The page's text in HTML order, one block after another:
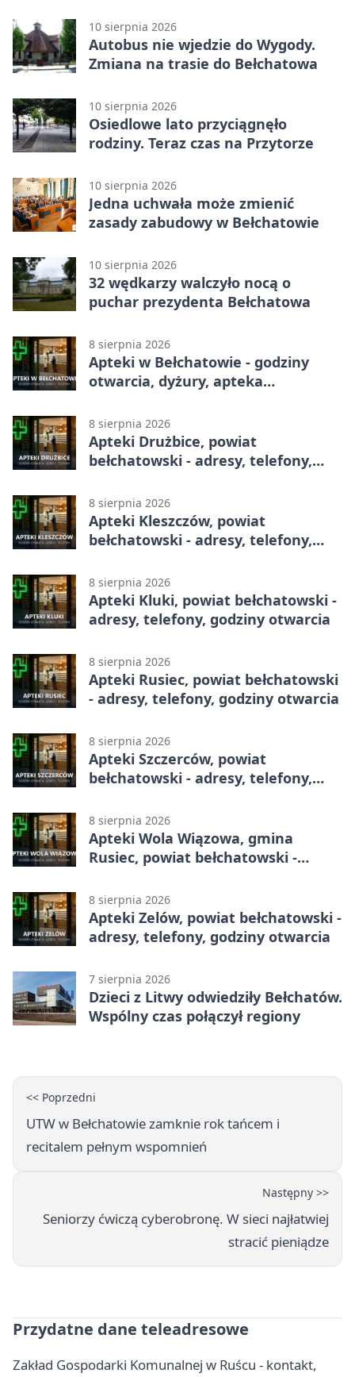
10 sierpnia 2026
Autobus nie wjedzie do Wygody.
Zmiana na trasie do Bełchatowa
10 sierpnia 2026
Osiedlowe lato przyciągnęło
rodziny. Teraz czas na Przytorze
10 sierpnia 2026
Jedna uchwała może zmienić
zasady zabudowy w Bełchatowie
10 sierpnia 2026
32 wędkarzy walczyło nocą o
puchar prezydenta Bełchatowa
8 sierpnia 2026
Apteki w Bełchatowie - godziny
otwarcia, dyżury, apteka
8 sierpnia 2026
Apteki Drużbice, powiat
bełchatowski - adresy, telefony,
8 sierpnia 2026
Apteki Kleszczów, powiat
bełchatowski - adresy, telefony,
8 sierpnia 2026
Apteki Kluki, powiat bełchatowski -
adresy, telefony, godziny otwarcia
8 sierpnia 2026
Apteki Rusiec, powiat bełchatowski
- adresy, telefony, godziny otwarcia
8 sierpnia 2026
Apteki Szczerców, powiat
bełchatowski - adresy, telefony,
8 sierpnia 2026
Apteki Wola Wiązowa, gmina
Rusiec, powiat bełchatowski -
8 sierpnia 2026
Apteki Zelów, powiat bełchatowski -
adresy, telefony, godziny otwarcia
7 sierpnia 2026
Dzieci z Litwy odwiedziły Bełchatów.
Wspólny czas połączył regiony
<< Poprzedni
UTW w Bełchatowie zamknie rok tańcem i
recitalem pełnym wspomnień
Następny >>
Seniorzy ćwiczą cyberobronę. W sieci najłatwiej
stracić pieniądze
Przydatne dane teleadresowe
Zakład Gospodarki Komunalnej w Ruścu - kontakt,